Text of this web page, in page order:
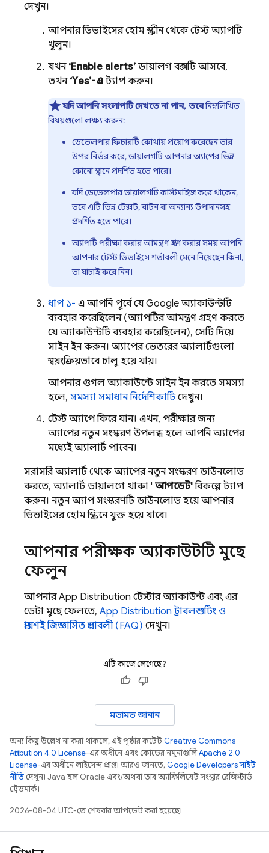
দেখুন।
আপনার ডিভাইসের হোম স্ক্রীন থেকে টেস্ট অ্যাপটি
খুলুন।
যখন‘Enable alerts’ডায়ালগ বক্সটি আসবে,
তখন‘Yes’-এট্যাপ করুন।
যদি আপনি সংলাপটি দেখতে না পান, তবেনিম্নলিখিত
বিষয়গুলো লক্ষ্য করুন:
ডেভেলপার ফিচারটি কোথায় প্রয়োগ করেছেন তার
উপর নির্ভর করে, ডায়ালগটি আপনার অ্যাপের ভিন্ন
কোনো স্থানে প্রদর্শিত হতে পারে।
যদি ডেভেলপার ডায়ালগটি কাস্টমাইজ করে থাকেন,
তবে এটি ভিন্ন টেক্সট, বাটন বা অন্যান্য উপাদানসহ
প্রদর্শিত হতে পারে।
অ্যাপটি পরীক্ষা করার আমন্ত্রণ গ্রহণ করার সময় আপনি
আপনার টেস্ট ডিভাইসে শর্তাবলী মেনে নিয়েছেন কিনা,
তা যাচাই করে নিন।
ধাপ ১- এ আপনি পূর্বে যে Google অ্যাকাউন্টটি
ব্যবহার করেছিলেন (অ্যাপটির আমন্ত্রণ গ্রহণ করতে
যে অ্যাকাউন্টটি ব্যবহার করেছিলেন), সেটি দিয়ে
সাইন ইন করুন। অ্যাপের ভেতরের অ্যালার্টগুলো
স্বয়ংক্রিয়ভাবে চালু হয়ে যায়।
আপনার গুগল অ্যাকাউন্টে সাইন ইন করতে সমস্যা
হলে, সমস্যা সমাধান নির্দেশিকাটিদেখুন।
টেস্ট অ্যাপে ফিরে যান। এখন, পরীক্ষার জন্য
অ্যাপের নতুন সংস্করণ উপলব্ধ হলে আপনি অ্যাপের
মধ্যেই অ্যালার্ট পাবেন।
সরাসরি অ্যালার্ট থেকে অ্যাপের নতুন সংস্করণ ডাউনলোড
করতে, অ্যালার্ট ডায়ালগে থাকা ' আপডেট'বিকল্পে ট্যাপ
করুন। নতুন অ্যাপ সংস্করণটি ডাউনলোড হয়ে আপনার
ডিভাইসের হোম স্ক্রিনে যুক্ত হয়ে যাবে।
আপনার পরীক্ষক অ্যাকাউন্টটি মুছে
ফেলুন
আপনারApp Distribution টেস্টার অ্যাকাউন্ট এবং এর
ডেটা মুছে ফেলতে, App Distribution ট্রাবলশুটিং ও
প্রায়শই জিজ্ঞাসিত প্রশ্নাবলী (FAQ) দেখুন।
এটি কাজে লেগেছে?
মতামত জানান
অন্য কিছু উল্লেখ না করা থাকলে, এই পৃষ্ঠার কন্টেন্টCreative Commons
Attribution 4.0 License-এর অধীনে এবং কোডের নমুনাগুলিApache 2.0
License-এর অধীনে লাইসেন্স প্রাপ্ত। আরও জানতে,Google Developers সাইট
নীতি দেখুন। Java হল Oracle এবং/অথবা তার অ্যাফিলিয়েট সংস্থার রেজিস্টার্ড
ট্রেডমার্ক।
2026-08-04 UTC-তে শেষবার আপডেট করা হয়েছে।